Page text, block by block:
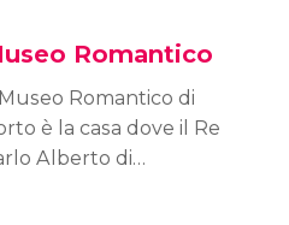
Romantico
Romantico di
è la casa dove il Re
Alberto di